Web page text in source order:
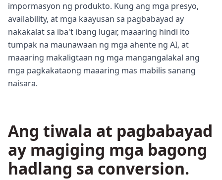
impormasyon ng produkto. Kung ang mga presyo,
availability, at mga kaayusan sa pagbabayad ay
nakakalat sa iba't ibang lugar, maaaring hindi ito
tumpak na maunawaan ng mga ahente ng AI, at
maaaring makaligtaan ng mga mangangalakal ang
mga pagkakataong maaaring mas mabilis sanang
naisara.
Ang tiwala at pagbabayad
ay magiging mga bagong
hadlang sa conversion.